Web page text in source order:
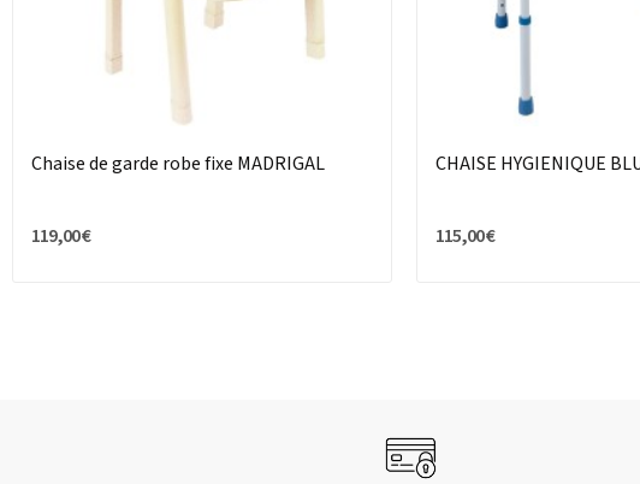
Chaise de garde robe fixe MADRIGAL
119,00 €
CHAISE HYGIENIQUE
115,00 €